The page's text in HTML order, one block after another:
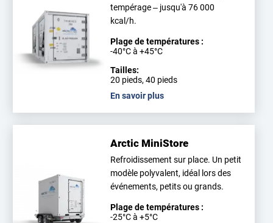
tempérage – jusqu'à 76 000
kcal/h.
Plage de températures :
-40°C à +45°C
Tailles:
20 pieds, 40 pieds
En savoir plus
Arctic MiniStore
Refroidissement sur place. Un petit
modèle polyvalent, idéal lors des
événements, petits ou grands.
Plage de températures :
-25°C à +5°C